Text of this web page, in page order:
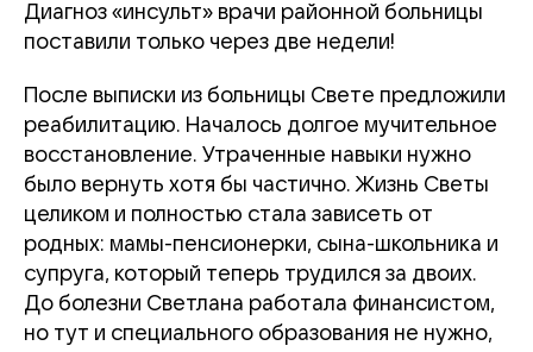
Диагноз «инсульт» врачи районной больницы
поставили только через две недели!
После выписки из больницы Свете предложили
реабилитацию. Началось долгое мучительное
восстановление. Утраченные навыки нужно
было вернуть хотя бы частично. Жизнь Светы
целиком и полностью стала зависеть от
родных: мамы-пенсионерки, сына-школьника и
супруга, который теперь трудился за двоих.
До болезни Светлана работала финансистом,
но тут и специального образования не нужно,